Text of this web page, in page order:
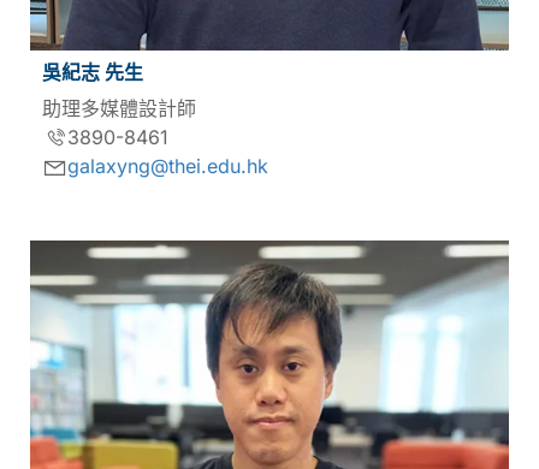
吳紀志 先生
助理多媒體設計師
3890-8461
galaxyng@thei.edu.hk